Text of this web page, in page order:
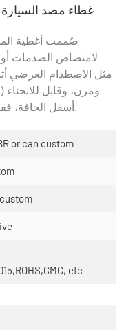
غطاء مصد
صُممت أغطية
لامتصاص الصدمات
مثل الاصطدام العرضي
ومرن، وقابل
أسفل الحافة، فقط قم بلصقه على العتبة، سهل التركيب.
or can custom
etc